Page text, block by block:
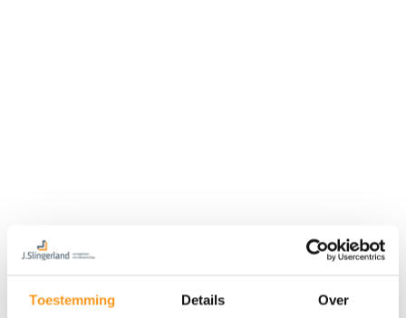
Toestemming Details Over